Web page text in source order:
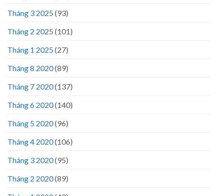
Tháng 3 2025(93)
Tháng 2 2025(101)
Tháng 1 2025(27)
Tháng 8 2020(89)
Tháng 7 2020(137)
Tháng 6 2020(140)
Tháng 5 2020(96)
Tháng 4 2020(106)
Tháng 3 2020(95)
Tháng 2 2020(89)